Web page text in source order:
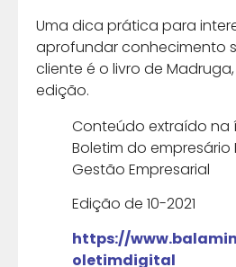
Uma dica prática para
aprofundar conhecimento
cliente é o livro de
edição.
Conteúdo extraído na
Boletim do empresário
Gestão Empresarial
Edição de 10-2021
https://
oletimdigital